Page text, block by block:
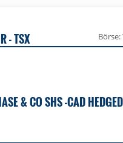
- TSX Börse:
& CO SHS -CAD